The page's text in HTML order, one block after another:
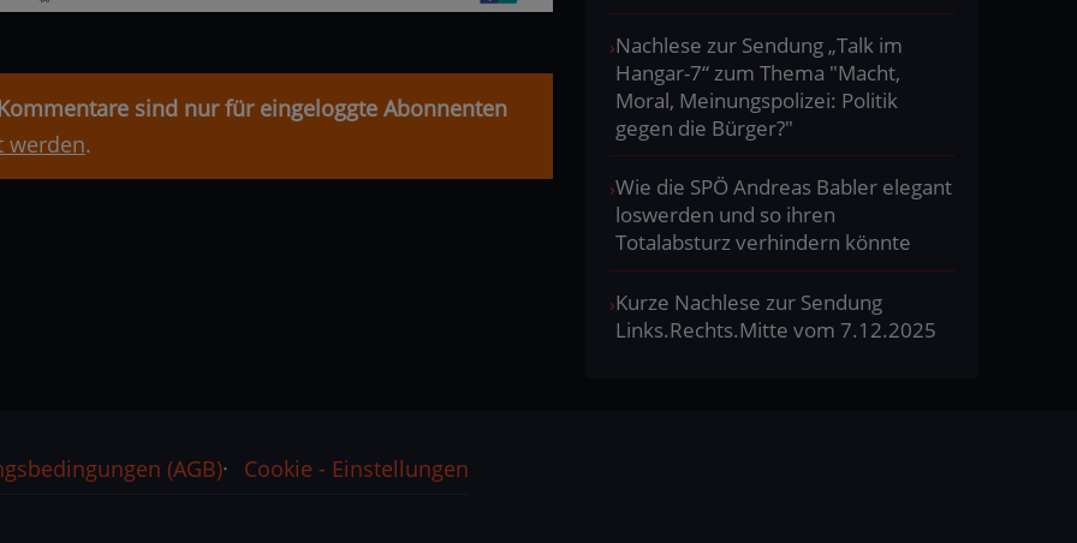
sind nur für eingeloggte Abonnenten
werden.
Nachlese zur Sendung „Talk im
Hangar-7“ zum Thema "Macht,
Moral, Meinungspolizei: Politik
gegen die Bürger?"
Wie die SPÖ Andreas Babler elegant
loswerden und so ihren
Totalabsturz verhindern könnte
Kurze Nachlese zur Sendung
Links.Rechts.Mitte vom 7.12.2025
(AGB) Cookie - Einstellungen